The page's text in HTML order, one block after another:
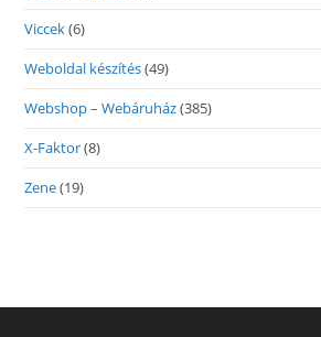
Viccek(6)
Weboldal készítés(49)
Webshop – Webáruház(385)
X-Faktor(8)
Zene(19)